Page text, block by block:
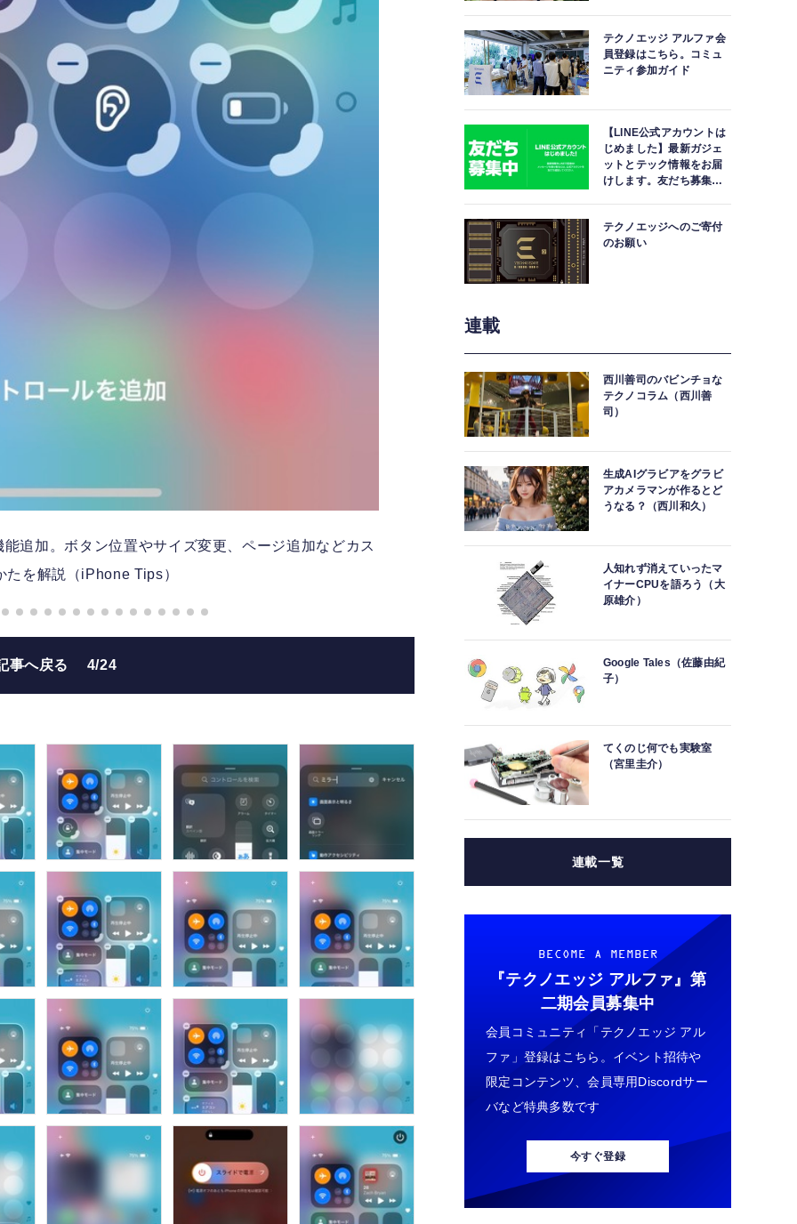
追加。ボタン位置やサイズ変更、ページ追加などカス
たを解説（iPhone Tips）
iOS 18はコントロールセンターも便利な新機能追
タマイズのしかたを
事へ戻る 4/24
テクノエッジ アルファ会
員登録はこちら。コミュ
ニティ参加ガイド
【LINE公式アカウントは
じめました】最新ガジェ
ットとテック情報をお届
けします。友だち募集
テクノエッジへのご寄付
のお願い
連載
西川善司のバビンチョな
テクノコラム（西川善
司）
生成AIグラビアをグラビ
アカメラマンが作るとど
うなる？（西川和久）
人知れず消えていったマ
イナーCPUを語ろう（大
原雄介）
Google Tales（佐藤由紀
子）
てくのじ何でも実験室
（宮里圭介）
連載一覧
BECOME A MEMBER
『テクノエッジ アルファ』 第
二期会員募集中
会員コミュニティ「テクノエッジ アル
ファ」登録はこちら。イベント招待や
限定コンテンツ、会員専用Discordサー
バなど特典多数です
今すぐ登録